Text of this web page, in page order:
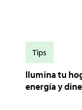
Ilumina tu
energía y
Tips